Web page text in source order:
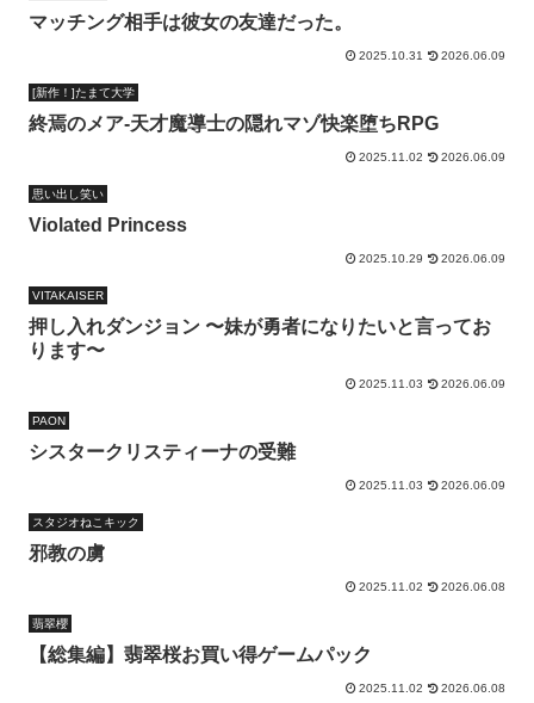
マッチング相手は彼女の友達だった。
2025.10.31 2026.06.09
[新作！]たまて大学
終焉のメア-天才魔導士の隠れマゾ快楽堕ちRPG
2025.11.02 2026.06.09
思い出し笑い
Violated Princess
2025.10.29 2026.06.09
VITAKAISER
押し入れダンジョン 〜妹が勇者になりたいと言ってお
ります〜
2025.11.03 2026.06.09
PAON
シスタークリスティーナの受難
2025.11.03 2026.06.09
スタジオねこキック
邪教の虜
2025.11.02 2026.06.08
翡翠櫻
【総集編】翡翠桜お買い得ゲームパック
2025.11.02 2026.06.08